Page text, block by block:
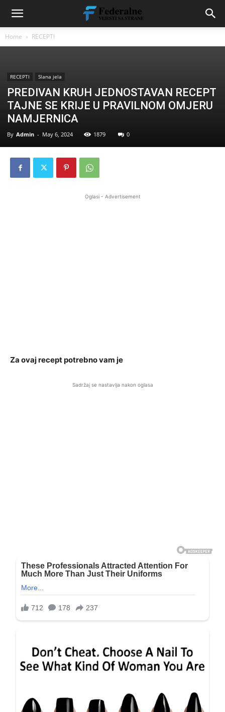
Home RECEPTI
RECEPTI Slana jela
PREDIVAN KRUH JEDNOSTAVAN RECEPT
TAJNE SE KRIJE U PRAVILNOM OMJERU
NAMJERNICA
By Admin - May 6, 2024 1879 0
Oglasi - Advertisement
Za ovaj recept potrebno vam je
Sadržaj se nastavlja nakon oglasa